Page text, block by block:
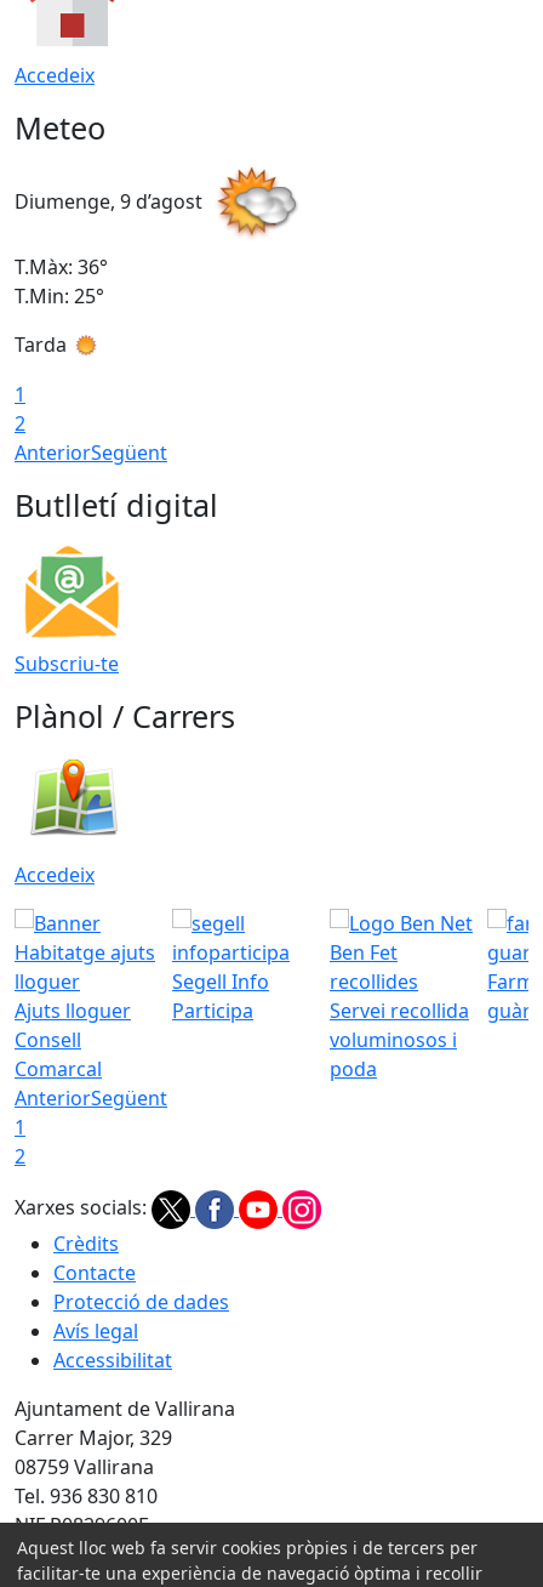
Accedeix
Meteo
Diumenge, 9 d’agost
T.Màx: 36°
T.Min: 25°
Tarda
1
2
AnteriorSegüent
Butlletí digital
Subscriu-te
Plànol / Carrers
Accedeix
Ajuts lloguer
Consell
Comarcal
Segell Info
Participa
Servei recollida
voluminosos i
poda
AnteriorSegüent
1
2
Xarxes socials:
Crèdits
Contacte
Protecció de dades
Avís legal
Accessibilitat
Ajuntament de Vallirana
Carrer Major, 329
08759 Vallirana
Tel. 936 830 810
NIF P0829600F
Amb la col·laboració de:
Aquest lloc web fa servir cookies pròpies i de tercers per
facilitar-te una experiència de navegació òptima i recollir